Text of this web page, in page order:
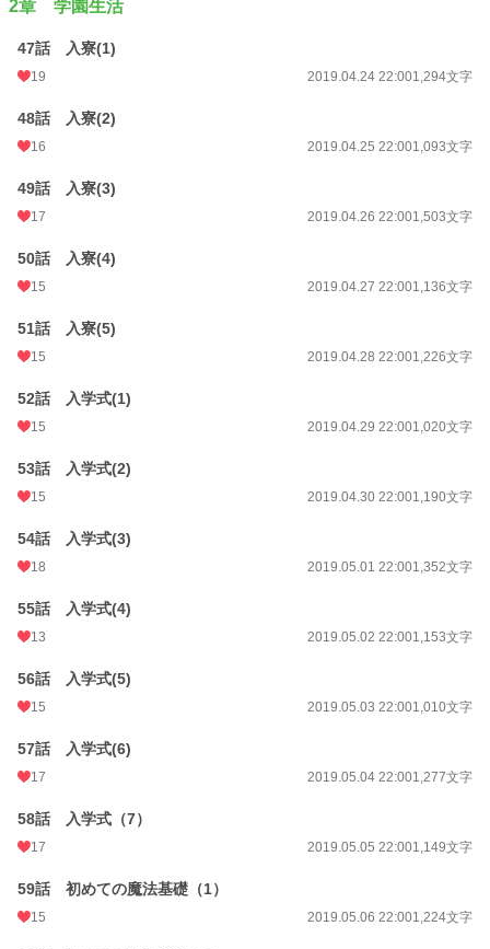
2章 学園生活
47話 入寮(1)
19 2019.04.24 22:001,294文字
48話 入寮(2)
16 2019.04.25 22:001,093文字
49話 入寮(3)
17 2019.04.26 22:001,503文字
50話 入寮(4)
15 2019.04.27 22:001,136文字
51話 入寮(5)
15 2019.04.28 22:001,226文字
52話 入学式(1)
15 2019.04.29 22:001,020文字
53話 入学式(2)
15 2019.04.30 22:001,190文字
54話 入学式(3)
18 2019.05.01 22:001,352文字
55話 入学式(4)
13 2019.05.02 22:001,153文字
56話 入学式(5)
15 2019.05.03 22:001,010文字
57話 入学式(6)
17 2019.05.04 22:001,277文字
58話 入学式（7）
17 2019.05.05 22:001,149文字
59話 初めての魔法基礎（1）
15 2019.05.06 22:001,224文字